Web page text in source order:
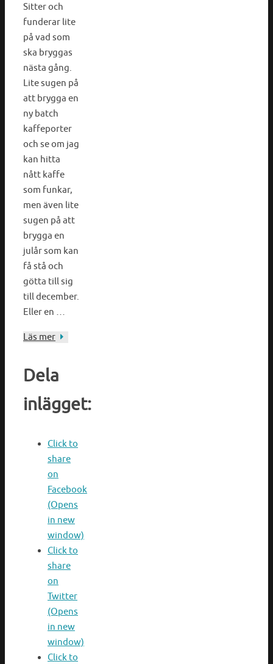
Sitter och
funderar lite
på vad som
ska bryggas
nästa gång.
Lite sugen på
att brygga en
ny batch
kaffeporter
och se om jag
kan hitta
nått kaffe
som funkar,
men även lite
sugen på att
brygga en
julår som kan
få stå och
götta till sig
till december.
Eller en …
Läs mer
Dela
inlägget:
Click to
share
on
Facebook
(Opens
in new
window)
Click to
share
on
Twitter
(Opens
in new
window)
Click to